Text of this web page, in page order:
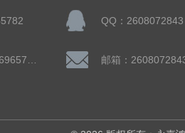
QQ：2608072843
邮箱：